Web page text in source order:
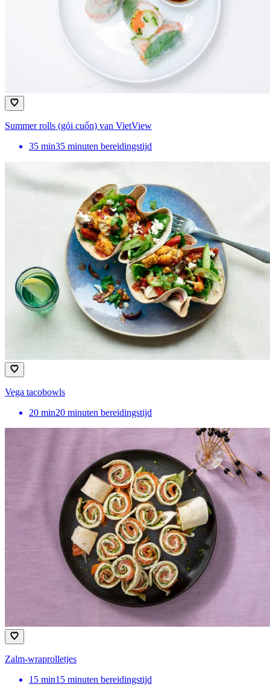
Summer rolls (gỏi cuốn) van VietView
35 min35 minuten bereidingstijd
Vega tacobowls
20 min20 minuten bereidingstijd
Zalm-wraprolletjes
15 min15 minuten bereidingstijd